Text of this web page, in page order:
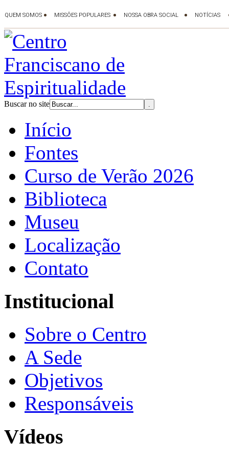
Buscar no site
Início
Fontes
Curso de Verão 2026
Biblioteca
Museu
Localização
Contato
Institucional
Sobre o Centro
A Sede
Objetivos
Responsáveis
Vídeos